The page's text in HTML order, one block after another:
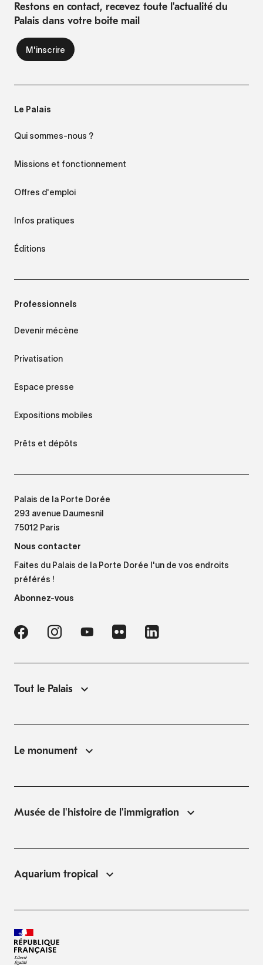
Restons en contact, recevez toute l'actualité du
Palais dans votre boite mail
Le Palais
Qui sommes-nous ?
Missions et fonctionnement
Offres d'emploi
Infos pratiques
Éditions
Professionnels
Devenir mécène
Privatisation
Espace presse
Expositions mobiles
Prêts et dépôts
Palais de la Porte Dorée
293 avenue Daumesnil
75012 Paris
Nous contacter
Faites du Palais de la Porte Dorée l'un de vos endroits
préférés !
Abonnez-vous
Tout le Palais
Le monument
Musée de l'histoire de l'immigration
Aquarium tropical